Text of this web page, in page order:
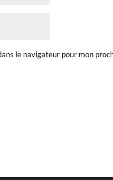
le navigateur pour mon